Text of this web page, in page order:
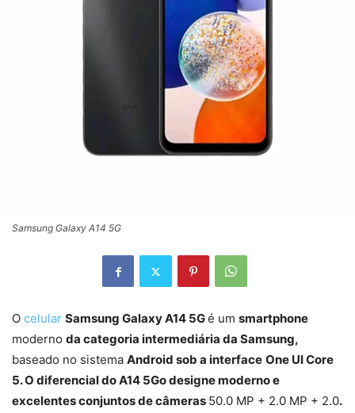
Samsung Galaxy A14 5G
O celular Samsung Galaxy A14 5Gé um smartphone
moderno da categoria intermediária da Samsung,
baseado no sistema Android sob a interface One UI Core
5. O diferencial do A14 5Go designe moderno e
excelentes conjuntos de câmeras 50.0 MP + 2.0 MP + 2.0.